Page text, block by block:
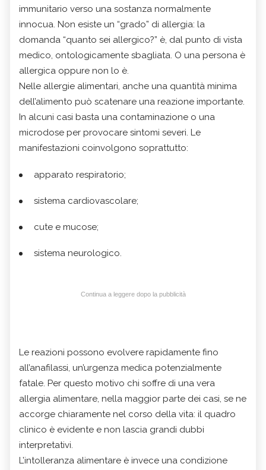
immunitario verso una sostanza normalmente
innocua. Non esiste un “grado” di allergia: la
domanda “quanto sei allergico?” è, dal punto di vista
medico, ontologicamente sbagliata. O una persona è
allergica oppure non lo è.
Nelle allergie alimentari, anche una quantità minima
dell’alimento può scatenare una reazione importante.
In alcuni casi basta una contaminazione o una
microdose per provocare sintomi severi. Le
manifestazioni coinvolgono soprattutto:
apparato respiratorio;
sistema cardiovascolare;
cute e mucose;
sistema neurologico.
Continua a leggere dopo la pubblicità
Le reazioni possono evolvere rapidamente fino
all’anafilassi, un’urgenza medica potenzialmente
fatale. Per questo motivo chi soffre di una vera
allergia alimentare, nella maggior parte dei casi, se ne
accorge chiaramente nel corso della vita: il quadro
clinico è evidente e non lascia grandi dubbi
interpretativi.
L’intolleranza alimentare è invece una condizione